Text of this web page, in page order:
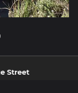
Street